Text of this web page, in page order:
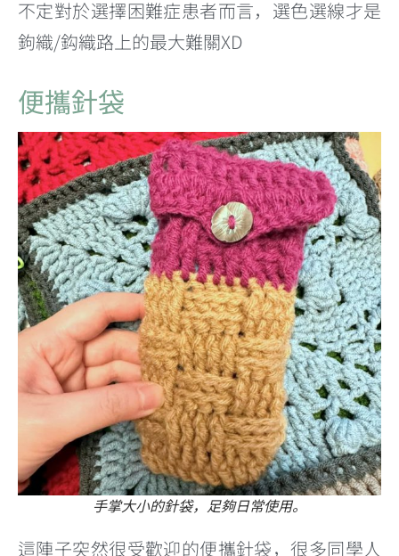
不定對於選擇困難症患者而言，選色選線才是
鉤織/鈎織路上的最大難關XD
便攜針袋
手掌大小的針袋，足夠日常使用。
這陣子突然很受歡迎的便攜針袋，很多同學人